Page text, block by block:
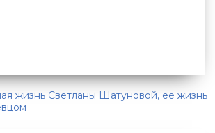
жизнь Светланы Шатуновой, ее жизнь